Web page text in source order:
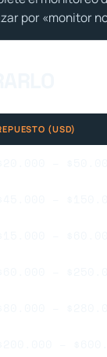
por «monitor
(USD)